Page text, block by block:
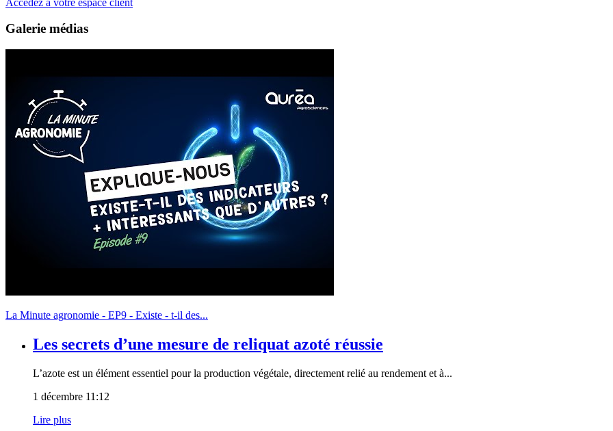
Galerie médias
La Minute agronomie - EP9 - Existe - t-il des...
Les secrets d’une mesure de reliquat azoté réussie
L’azote est un élément essentiel pour la production végétale, directement relié au rendement et à...
1 décembre 11:12
Lire plus